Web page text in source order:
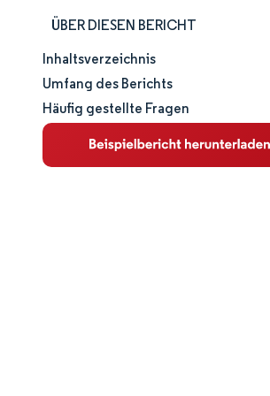
ÜBER DIESEN BERICHT
Marktgröße und -anteil
Marktanalyse
Trends und Einblicke
Inhaltsverzeichnis
Umfang des Berichts
Häufig gestellte Fragen